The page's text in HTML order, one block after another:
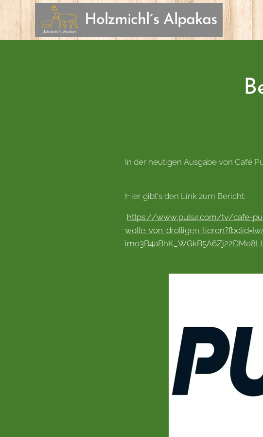
Holzmichl´s Alpakas
In der heutigen Ausgabe von Café
Hier gibt's den Link zum Bericht:
https://www.puls4.com/tv/cafe-
wolle-von-drolligen-